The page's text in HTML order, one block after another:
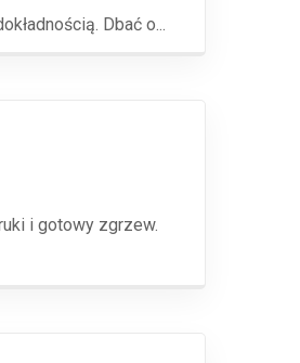
Dbać o...
i gotowy zgrzew.